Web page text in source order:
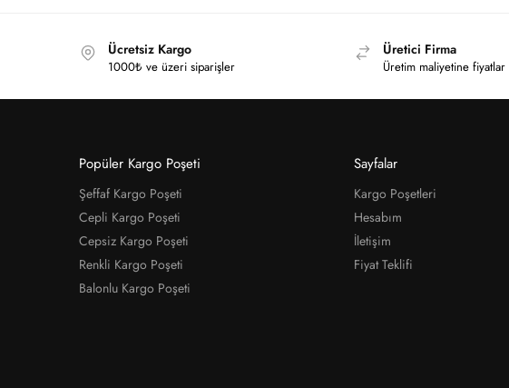
Ücretsiz Kargo
1000₺ ve üzeri siparişler
Üretici Firma
Üretim maliyetine fiyatlar
Popüler Kargo Poşeti
Şeffaf Kargo Poşeti
Cepli Kargo Poşeti
Cepsiz Kargo Poşeti
Renkli Kargo Poşeti
Balonlu Kargo Poşeti
Sayfalar
Kargo Poşetleri
Hesabım
İletişim
Fiyat Teklifi